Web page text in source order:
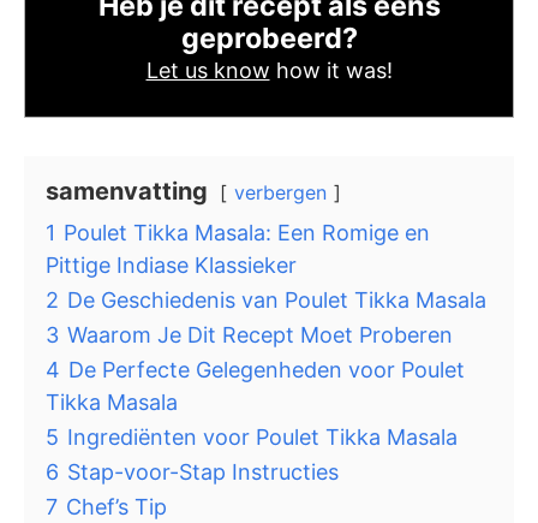
geprobeerd?
Let us know how it was!
samenvatting verbergen
1 Poulet Tikka Masala: Een Romige en
Pittige Indiase Klassieker
2 De Geschiedenis van Poulet Tikka Masala
3 Waarom Je Dit Recept Moet Proberen
4 De Perfecte Gelegenheden voor Poulet
Tikka Masala
5 Ingrediënten voor Poulet Tikka Masala
6 Stap-voor-Stap Instructies
7 Chef’s Tip